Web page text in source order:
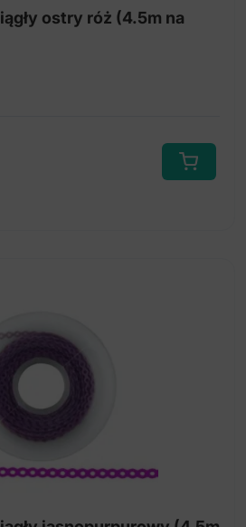
ostry róż (4.5m na